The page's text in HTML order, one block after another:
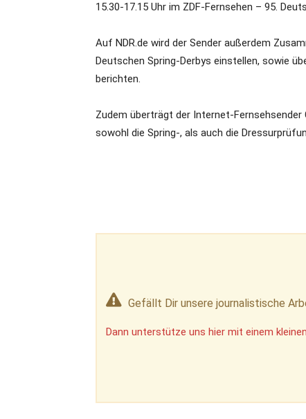
15.30-17.15 Uhr im ZDF-Fernsehen – 95.
Auf NDR.de wird der Sender außerdem
Deutschen Spring-Derbys einstellen, sowie
berichten.
Zudem überträgt der Internet-Fernsehsender
sowohl die Spring-, als auch die
Gefällt Dir unsere journalistische
Dann unterstütze uns hier mit einem